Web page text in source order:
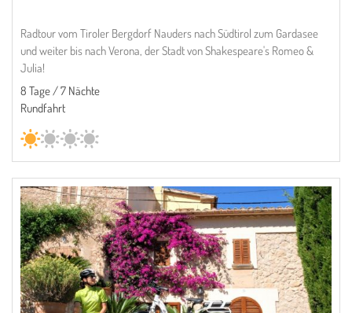
Radtour vom Tiroler Bergdorf Nauders nach Südtirol zum Gardasee
und weiter bis nach Verona, der Stadt von Shakespeare's Romeo &
Julia!
8 Tage / 7 Nächte
Rundfahrt